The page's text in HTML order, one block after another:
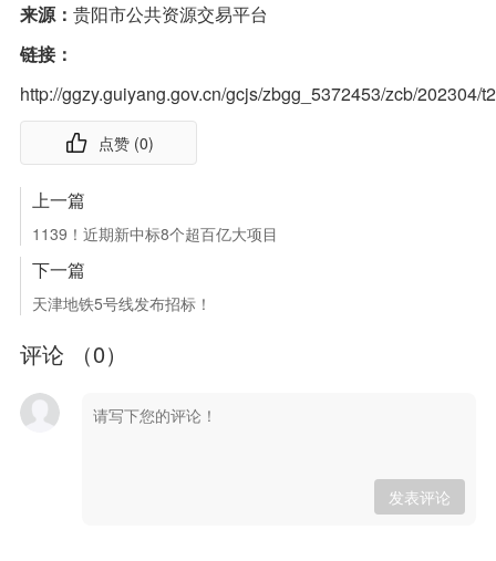
来源： 贵阳市公共资源交易平台
链接：
http://ggzy.guiyang.gov.cn/gcjs/zbgg_5372453/zcb/
点赞 (0)
上一篇
1139！近期新中标8个超百亿大项目
下一篇
天津地铁5号线发布招标！
评论 （0）
发表评论